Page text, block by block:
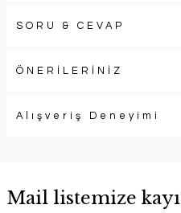
SORU & CEVAP
ÖNERİLERİNİZ
Alışveriş Deneyimi
Mail listemize